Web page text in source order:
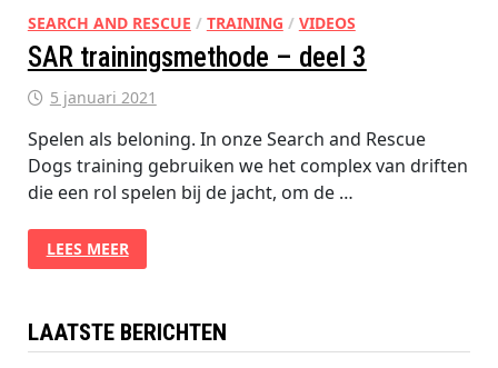
SEARCH AND RESCUE / TRAINING / VIDEOS
SAR trainingsmethode – deel 3
5 januari 2021
Spelen als beloning. In onze Search and Rescue
Dogs training gebruiken we het complex van driften
die een rol spelen bij de jacht, om de …
SAR
TRAININGSMETHODE
–
LEES MEER
LAATSTE BERICHTEN